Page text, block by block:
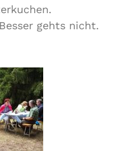
gehts nicht.